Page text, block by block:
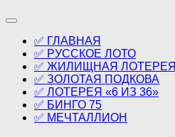
✅ ГЛАВНАЯ
✅ РУССКОЕ ЛОТО
✅ ЖИЛИЩНАЯ ЛОТЕРЕЯ
✅ ЗОЛОТАЯ ПОДКОВА
✅ ЛОТЕРЕЯ «6 ИЗ 36»
✅ БИНГО 75
✅ МЕЧТАЛЛИОН